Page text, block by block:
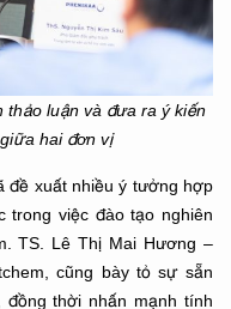
thảo luận và đưa ra ý kiến
hai đơn vị
đề xuất nhiều ý tưởng hợp
trong việc đào tạo nghiên
TS. Lê Thị Mai Hương –
cũng bày tỏ sự sẵn
thời nhấn mạnh tính